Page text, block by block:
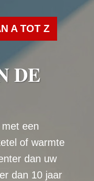
A TOT Z
DE
een
of warmte
dan uw
dan 10 jaar